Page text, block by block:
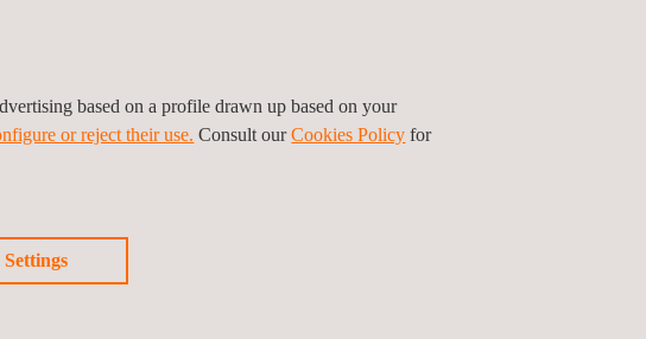
based on a profile drawn up based on your
or reject their use. Consult ourCookies Policy for
Settings